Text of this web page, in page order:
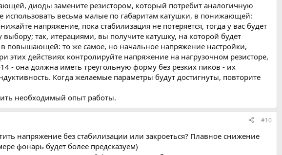
диоды замените резистором, который потребит аналогичную
весьма малые по габаритам катушки, в понижающей:
напряжение, пока стабилизация не потеряется, тогда у вас будет
так, итерациями, вы получите катушку, на которой будет
повышающей: то же самое, но начальное напряжение настройки,
действиях контролируйте напряжение на нагрузочном резисторе,
- она должна иметь треугольную форму без резких пиков - их
Когда желаемые параметры будут достигнуты, повторите
необходимый опыт работы.
#10
напряжение без стабилизации или закроеться? Плавное снижение
фонарь будет более предсказуем)